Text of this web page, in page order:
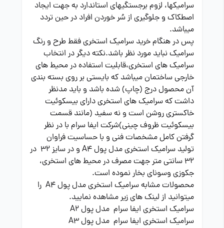
سرامیک­ها، لزوم برجستگی­های استاندارد به جهت ایجاد
اصطکاک و جلوگیری از سُر خوردن افراد در حین تردد
می­باشد.
پس در هنگام خرید سرامیک استخری فقط طرح و رنگ
سرامیک نباید مورد نظر باشد.نکته دیگر در انتخاب
سرامیک های استخری،قابلیت استفاده در محیط های
خارجی ساختمان می­باشد که بایستی بر روی بسته بندی
آن محصول درج (چاپ) شده باشد و باید مدنظر
داشت که سرامیک های استخری دارای بیسکوئیت
خاکستری روشن است و نه سفید (مانند قسمت
بیسکوئیت ظروف چینی)شرکت ایفا سرام با در نظر
گرفتن کامل مشخصات فنی و با حساسیت فراوان
تولید سرامیک استخری مدل پول A4 و در سایز 32 در
32 سانتی متر جهت مصرف در محیط های استخری،
جکوزی وسونای بخار نموده است.
محصولات مشابه سرامیک استخری مدل پول A4 را
میتوانید از لینک های زیر مشاهده نمایید.
سرامیک استخری ایفا سرام مدل پول
سرامیک استخری ایفا سرام مدل پول A3